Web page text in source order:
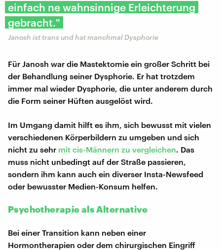
einfach ne wahnsinnige Erleichterung
gebracht."
Janosh ist trans und hat manchmal Dysphorie
Für Janosh war die Mastektomie ein großer Schritt bei
der Behandlung seiner Dysphorie. Er hat trotzdem
immer mal wieder Dysphorie, die unter anderem durch
die Form seiner Hüften ausgelöst wird.
Im Umgang damit hilft es ihm, sich bewusst mit vielen
verschiedenen Körperbildern zu umgeben und sich
nicht zu sehr mit cis-Männern zu vergleichen. Das
muss nicht unbedingt auf der Straße passieren,
sondern ihm kann auch ein diverser Insta-Newsfeed
oder bewusster Medien-Konsum helfen.
Psychotherapie als Alternative
Bei einer Transition kann neben einer
Hormontherapien oder dem chirurgischen Eingriff